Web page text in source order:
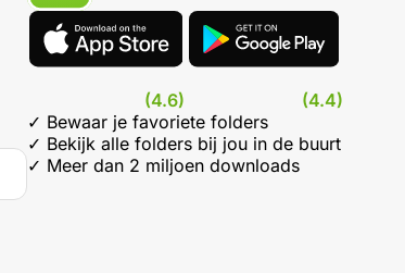
(4.6)
(4.4)
✓ Bewaar je favoriete folders
✓ Bekijk alle folders bij jou in de buurt
✓ Meer dan 2 miljoen downloads